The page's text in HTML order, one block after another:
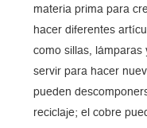
materia prima para
hacer diferentes
como sillas, lámparas
servir para hacer
pueden
reciclaje; el cobre